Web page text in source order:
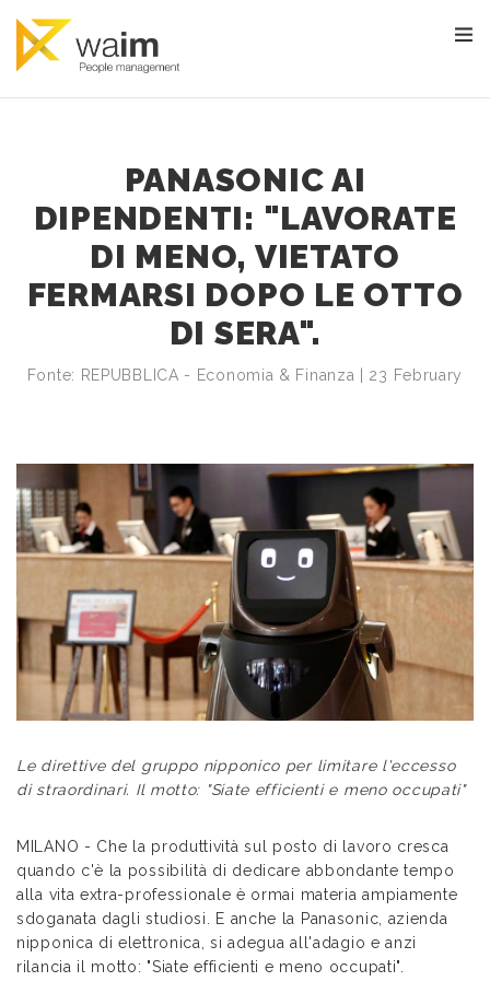
PANASONIC AI
DIPENDENTI: "LAVORATE
DI MENO, VIETATO
FERMARSI DOPO LE OTTO
DI SERA".
Fonte: REPUBBLICA - Economia & Finanza | 23 February
Le direttive del gruppo nipponico per limitare l'eccesso
di straordinari. Il motto: "Siate efficienti e meno occupati"
MILANO - Che la produttività sul posto di lavoro cresca
quando c'è la possibilità di dedicare abbondante tempo
alla vita extra-professionale è ormai materia ampiamente
sdoganata dagli studiosi. E anche la Panasonic, azienda
nipponica di elettronica, si adegua all'adagio e anzi
rilancia il motto: "Siate efficienti e meno occupati".